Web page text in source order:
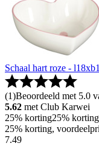
Schaal hart roze -
(1)Beoordeeld met 5.0
5.62 met Club Karwei
25% korting25% korting
25% korting,
7.49